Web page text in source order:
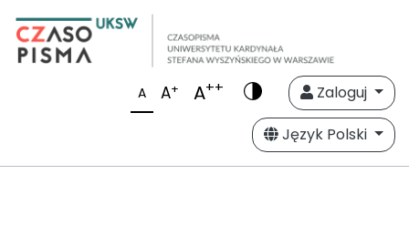
A A+ A++
Zaloguj
Język Polski